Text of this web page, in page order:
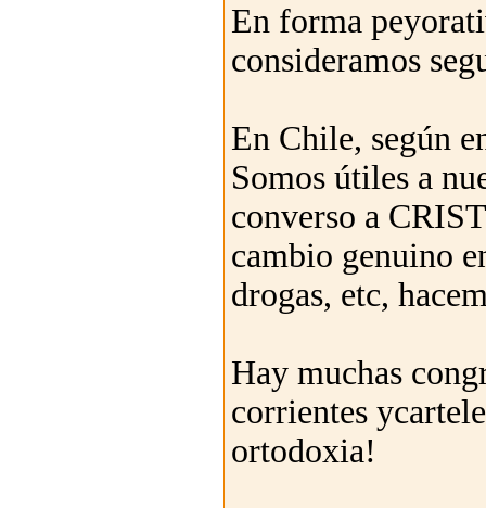
En forma
consideramos
En Chile, según
Somos útiles a
converso a
cambio genuino
drogas, etc,
Hay muchas
corrientes
ortodoxia!